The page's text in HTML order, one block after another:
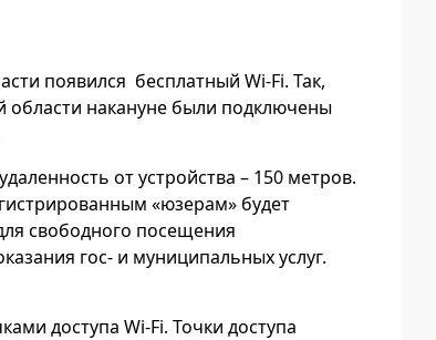
появился бесплатный Wi-Fi. Так,
области накануне были подключены
от устройства – 150 метров.
«юзерам» будет
свободного посещения
гос- и муниципальных услуг.
доступа Wi-Fi. Точки доступа